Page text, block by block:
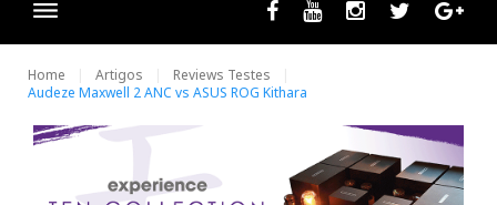
Facebook
Youtube InstagramTwitter
Home Artigos
Reviews Testes
Audeze Maxwell 2 ANC vs ASUS ROG Kithara